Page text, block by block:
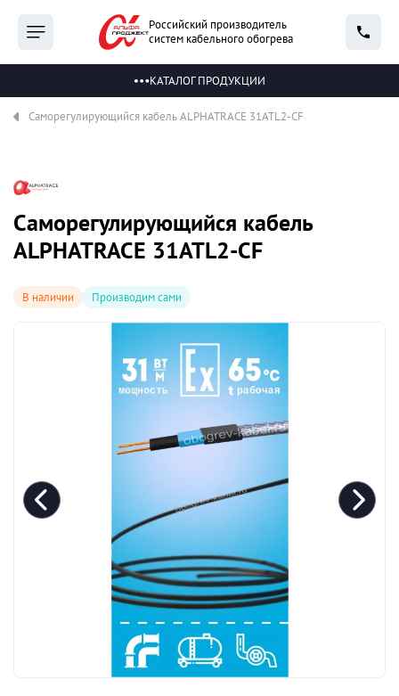
Российский производитель
систем кабельного обогрева
КАТАЛОГ ПРОДУКЦИИ
Саморегулирующийся кабель ALPHATRACE 31ATL2-CF
В наличии Производим сами
Саморегулирующийся кабель
ALPHATRACE 31ATL2-CF